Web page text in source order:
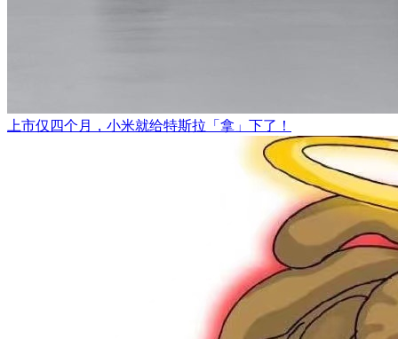
上市仅四个月，小米就给特斯拉「拿」下了！